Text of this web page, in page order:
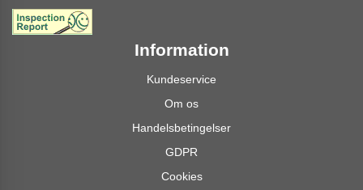
Information
Kundeservice
Om os
Handelsbetingelser
GDPR
Cookies